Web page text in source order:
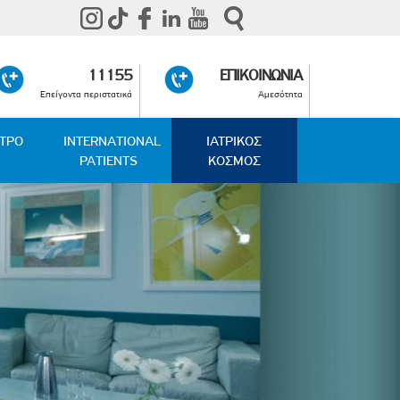
11155
Επείγοντα περιστατικά
ΕΠΙΚΟΙΝΩΝΙΑ
Αμεσότητα
INTERNATIONAL
PATIENTS
ΙΑΤΡΙΚΟΣ
ΚΟΣΜΟΣ